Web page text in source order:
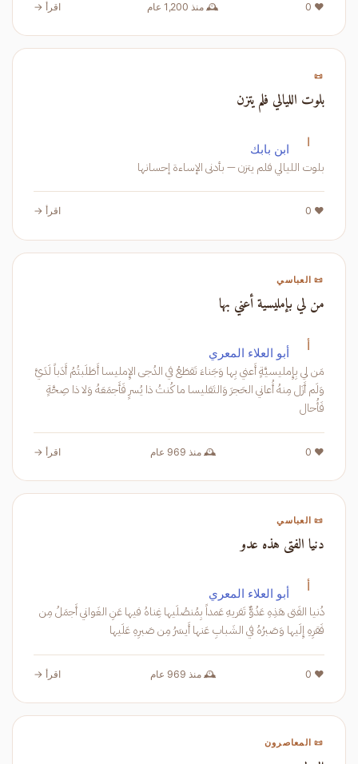
❤️ 0 🕰️ منذ 1,200 عام اقرأ →
📜
بلوت الليالي فلم يتزن
ا ابن بابك
بلوت الليالي فلم يتزن — بأدنى الإساءة إحسانها
❤️ 0 اقرأ →
📜 العباسي
من لي بإمليسية أعني بها
أ أبو العلاء المعري
مَن لي بِإِمليسيَّةٍ أَعني بِها وَجَناءَ تَقطَعُ في الدُجى الإِمليسا أَطَلَبتُمُ أَدَباً لَدَيَّ
وَلَم أَزَل مِنهُ أُعاني الحَجرَ وَالتَفليسا ما كُنتُ ذا يُسرٍ فَأَجمَعَهُ وَلا ذا صِحَّةٍ
فَأُحال
❤️ 0 🕰️ منذ 969 عام اقرأ →
📜 العباسي
دنيا الفتى هذه عدو
أ أبو العلاء المعري
دُنيا الفَتى هَذِهِ عَدُوٌّ تَفريهِ عَمداً بِمُنصُلَيها غِناهُ فيها عَنِ الغَواني أَجمَلُ مِن
فَقرِهِ إِلَيها وَصَبرُهُ في الشَبابِ عَنها أَيسَرُ مِن صَبرِهِ عَلَيها
❤️ 0 🕰️ منذ 969 عام اقرأ →
📜 المعاصرون